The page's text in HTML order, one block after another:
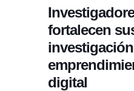
fortalecen
digital